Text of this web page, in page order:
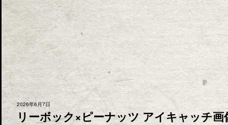
2026年6月7日
リーボック×ピーナッツ アイキャッチ画